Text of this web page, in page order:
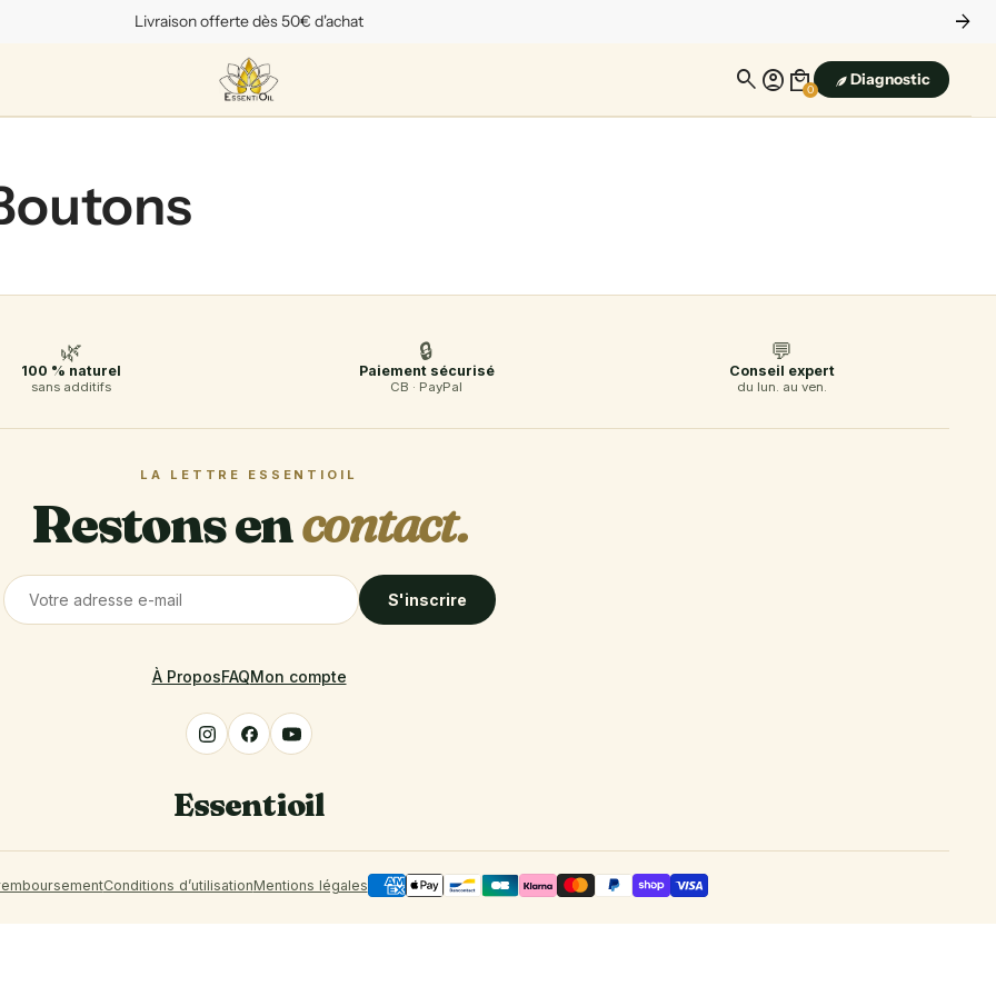
arrow_forward
Livraison offerte dès 50€ d'achat
search account_circle local_mall
0
Diagnostic
🌿
100 % naturel
sans additifs
🔒
Paiement sécurisé
CB · PayPal
💬
Conseil expert
du lun. au ven.
LA LETTRE ESSENTIOIL
Restons encontact.
S'inscrire
À ProposFAQMon compte
Essentioil
Conditions d’utilisationMentions légales